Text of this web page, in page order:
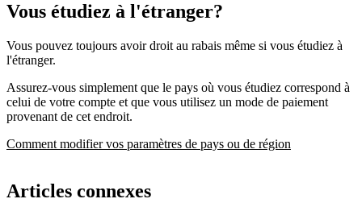
Vous étudiez à l'étranger?
Vous pouvez toujours avoir droit au rabais même si vous étudiez à
l'étranger.
Assurez-vous simplement que le pays où vous étudiez correspond à
celui de votre compte et que vous utilisez un mode de paiement
provenant de cet endroit.
Comment modifier vos paramètres de pays ou de région
Articles connexes